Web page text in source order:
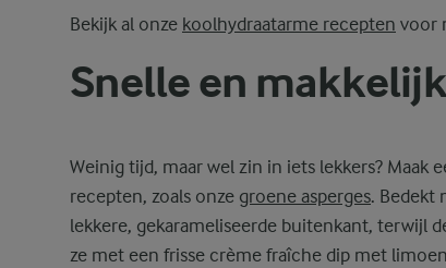
Bekijk al onze koolhydraatarme recepten voor
Snelle en
Weinig tijd, maar wel zin in iets lekkers?
recepten, zoals onze groene asperges. Bedekt
lekkere, gekarameliseerde buitenkant, terwijl
ze met een frisse crème fraîche dip met